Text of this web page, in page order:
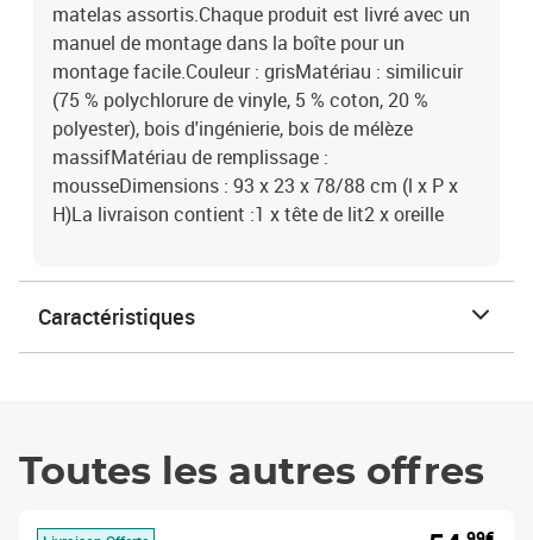
matelas assortis.Chaque produit est livré avec un
manuel de montage dans la boîte pour un
montage facile.Couleur : grisMatériau : similicuir
(75 % polychlorure de vinyle, 5 % coton, 20 %
polyester), bois d'ingénierie, bois de mélèze
massifMatériau de remplissage :
mousseDimensions : 93 x 23 x 78/88 cm (l x P x
H)La livraison contient :1 x tête de lit2 x oreille
Caractéristiques
Toutes les autres offres